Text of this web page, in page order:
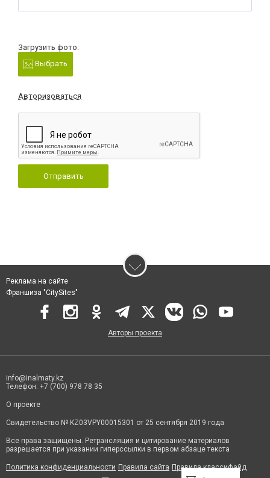
Загрузить фото:
Выбрать
Авторизоваться
Отправить
Реклама на сайте
Франшиза "CitySites"
Авторы проекта
info@inalmaty.kz
Телефон: +7 (700) 978 78 35
О проекте
Свидетельство № KZ03VPY00015301 от 25 сентября 2019 года
Все права защищены. Ретрансляция и цитирование материалов
разрешается при указании гиперссылки в первом абзаце текста
Политика конфиденциальности Правила сайта Правила классифайд